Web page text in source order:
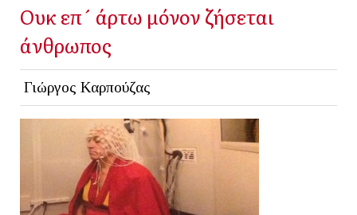
Ουκ επ´ άρτω μόνον ζήσεται
άνθρωπος
Γιώργος Καρπούζας